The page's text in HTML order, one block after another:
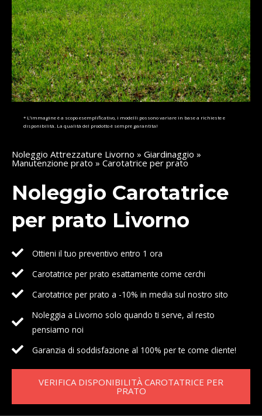
Noleggio Attrezzature Livorno » Giardinaggio »
Manutenzione prato » Carotatrice per prato
Noleggio Carotatrice
per prato Livorno
Ottieni il tuo preventivo entro 1 ora
Carotatrice per prato esattamente come cerchi
Carotatrice per prato a -10% in media sul nostro sito
Noleggia a Livorno solo quando ti serve, al resto
pensiamo noi
Garanzia di soddisfazione al 100% per te come cliente!
VERIFICA DISPONIBILITÀ CAROTATRICE PER
PRATO
* L’immagine è a scopo esemplificativo, i modelli possono variare in base a richieste e
disponibilità. La qualità del prodotto è sempre garantita!